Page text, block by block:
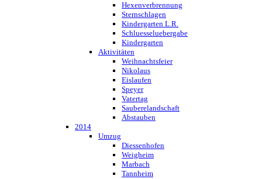
Hexenverbrennung
Sternschlagen
Kindergarten L.R.
Schluesseluebergabe
Kindergarten
Aktivitäten
Weihnachtsfeier
Nikolaus
Eislaufen
Speyer
Vatertag
Sauberelandschaft
Abstauben
2014
Umzug
Diessenhofen
Weigheim
Marbach
Tannheim